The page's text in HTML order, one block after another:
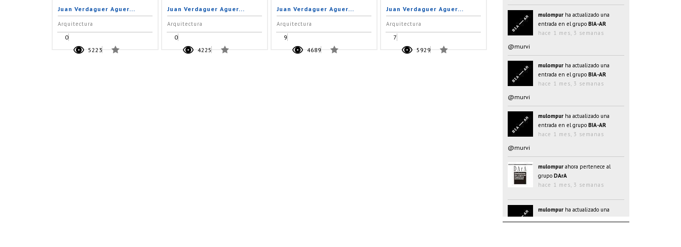
Juan Verdaguer Aguer...
Arquitectura
0
5223
Juan Verdaguer Aguer...
Arquitectura
0
4225
Juan Verdaguer Aguer...
Arquitectura
9
4689
Juan Verdaguer Aguer...
Arquitectura
7
5929
mulompur ha actualizado una
entrada en el grupo BIA-AR
hace 1 mes, 3 semanas
@murvi
mulompur ha actualizado una
entrada en el grupo BIA-AR
hace 1 mes, 3 semanas
@murvi
mulompur ha actualizado una
entrada en el grupo BIA-AR
hace 1 mes, 3 semanas
@murvi
mulompur ahora pertenece al
grupo DArA
hace 1 mes, 3 semanas
mulompur ha actualizado una